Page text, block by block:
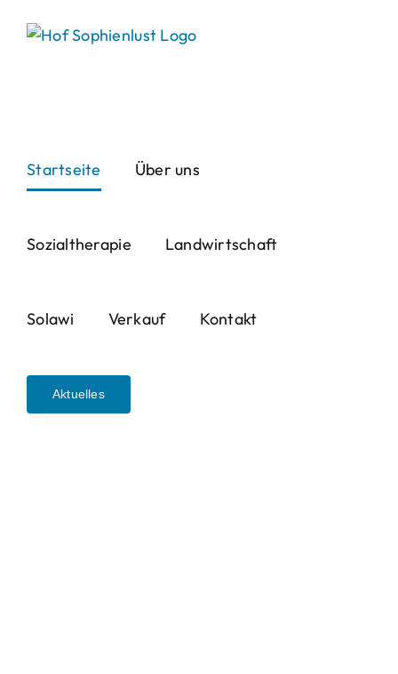
Startseite Über uns
Sozialtherapie Landwirtschaft
Solawi Verkauf Kontakt
Aktuelles